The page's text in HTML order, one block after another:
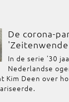
De corona-
In de serie '30
Nederlandse
Kim Deen over